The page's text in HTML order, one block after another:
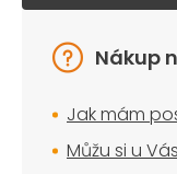
Nákup
Jak mám
Můžu si u